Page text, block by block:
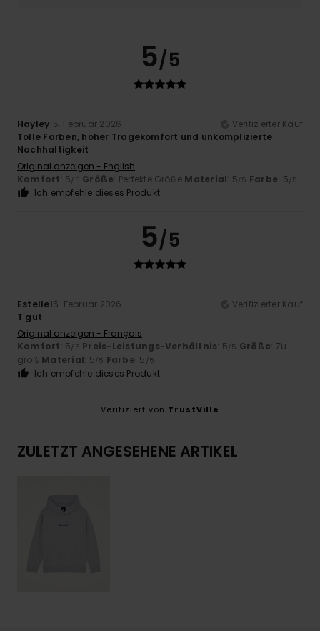
5/5
Hayley15. Februar 2026
Verifizierter Kauf
Tolle Farben, hoher Tragekomfort und unkomplizierte
Nachhaltigkeit
Original anzeigen - English
Komfort: 5/5 Größe: Perfekte Größe Material: 5/5 Farbe: 5/5
Ich empfehle dieses Produkt
5/5
Estelle15. Februar 2026
Verifizierter Kauf
T gut
Original anzeigen - Français
Komfort: 5/5 Preis-Leistungs-Verhältnis: 5/5 Größe: Zu
groß Material: 5/5 Farbe: 5 /5
Ich empfehle dieses Produkt
Verifiziert von TrustVille
ZULETZT ANGESEHENE ARTIKEL